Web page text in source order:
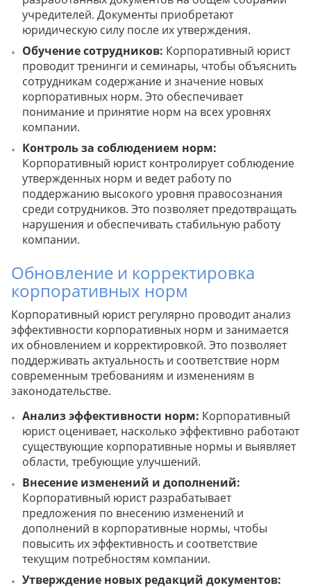
учредителей. Документы приобретают
юридическую силу после их утверждения.
Обучение сотрудников: Корпоративный юрист
проводит тренинги и семинары, чтобы объяснить
сотрудникам содержание и значение новых
корпоративных норм. Это обеспечивает
понимание и принятие норм на всех уровнях
компании.
Контроль за соблюдением норм:
Корпоративный юрист контролирует соблюдение
утвержденных норм и ведет работу по
поддержанию высокого уровня правосознания
среди сотрудников. Это позволяет предотвращать
нарушения и обеспечивать стабильную работу
компании.
Обновление и корректировка
корпоративных норм
Корпоративный юрист регулярно проводит анализ
эффективности корпоративных норм и занимается
их обновлением и корректировкой. Это позволяет
поддерживать актуальность и соответствие норм
современным требованиям и изменениям в
законодательстве.
Анализ эффективности норм: Корпоративный
юрист оценивает, насколько эффективно работают
существующие корпоративные нормы и выявляет
области, требующие улучшений.
Внесение изменений и дополнений:
Корпоративный юрист разрабатывает
предложения по внесению изменений и
дополнений в корпоративные нормы, чтобы
повысить их эффективность и соответствие
текущим потребностям компании.
Утверждение новых редакций документов: